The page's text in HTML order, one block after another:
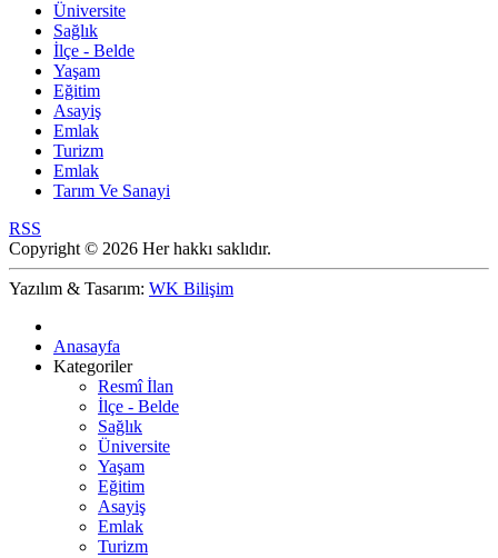
Üniversite
Sağlık
İlçe - Belde
Yaşam
Eğitim
Asayiş
Emlak
Turizm
Emlak
Tarım Ve Sanayi
RSS
Copyright © 2026 Her hakkı saklıdır.
Yazılım & Tasarım: WK Bilişim
Anasayfa
Kategoriler
Resmî İlan
İlçe - Belde
Sağlık
Üniversite
Yaşam
Eğitim
Asayiş
Emlak
Turizm